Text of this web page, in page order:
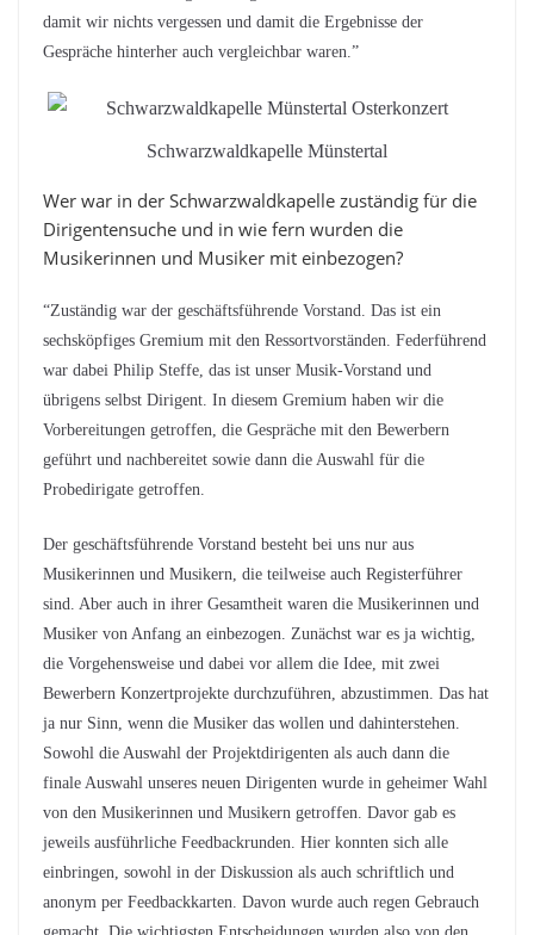
damit wir nichts vergessen und damit die Ergebnisse der
Gespräche hinterher auch vergleichbar waren.”
Schwarzwaldkapelle Münstertal
Wer war in der Schwarzwaldkapelle zuständig für die
Dirigentensuche und in wie fern wurden die
Musikerinnen und Musiker mit einbezogen?
“Zuständig war der geschäftsführende Vorstand. Das ist ein
sechsköpfiges Gremium mit den Ressortvorständen. Federführend
war dabei Philip Steffe, das ist unser Musik-Vorstand und
übrigens selbst Dirigent. In diesem Gremium haben wir die
Vorbereitungen getroffen, die Gespräche mit den Bewerbern
geführt und nachbereitet sowie dann die Auswahl für die
Probedirigate getroffen.
Der geschäftsführende Vorstand besteht bei uns nur aus
Musikerinnen und Musikern, die teilweise auch Registerführer
sind. Aber auch in ihrer Gesamtheit waren die Musikerinnen und
Musiker von Anfang an einbezogen. Zunächst war es ja wichtig,
die Vorgehensweise und dabei vor allem die Idee, mit zwei
Bewerbern Konzertprojekte durchzuführen, abzustimmen. Das hat
ja nur Sinn, wenn die Musiker das wollen und dahinterstehen.
Sowohl die Auswahl der Projektdirigenten als auch dann die
finale Auswahl unseres neuen Dirigenten wurde in geheimer Wahl
von den Musikerinnen und Musikern getroffen. Davor gab es
jeweils ausführliche Feedbackrunden. Hier konnten sich alle
einbringen, sowohl in der Diskussion als auch schriftlich und
anonym per Feedbackkarten. Davon wurde auch regen Gebrauch